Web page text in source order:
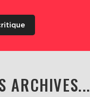
ARCHIVES...